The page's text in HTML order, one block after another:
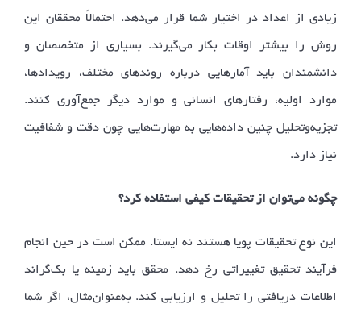
زیادی از اعداد در اختیار شما قرار می‌دهد. احتمالاً محققان این
روش را بیشتر اوقات بکار می‌گیرند. بسیاری از متخصصان و
دانشمندان باید آمارهایی درباره روندهای مختلف، رویدادها،
موارد اولیه، رفتارهای انسانی و موارد دیگر جمع‌آوری کنند.
تجزیه‌وتحلیل چنین داده‌هایی به مهارت‌هایی چون دقت و شفافیت
نیاز دارد.
چگونه می‌توان از تحقیقات کیفی استفاده کرد؟
این نوع تحقیقات پویا هستند نه ایستا. ممکن است در حین انجام
فرآیند تحقیق تغییراتی رخ دهد. محقق باید زمینه یا بک‌گراند
اطلاعات دریافتی را تحلیل و ارزیابی کند. به‌عنوان‌مثال، اگر شما